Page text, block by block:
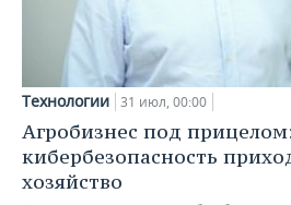
Технологии 31 июл, 00:00
Агробизнес под
кибербезопасность
хозяйство